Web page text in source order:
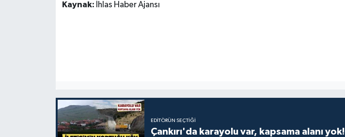
Kaynak: İhlas Haber Ajansı
EDITÖRÜN SEÇTIĞI
Çankırı'da karayolu var, kapsama alanı yok!